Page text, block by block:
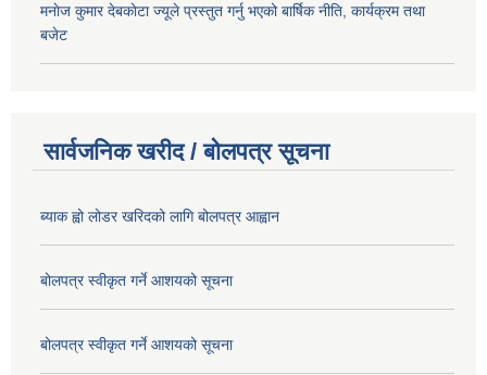
मनाेज कुमार देबकाेटा ज्यूले प्रस्तुत गर्नु भएको बार्षिक नीति, कार्यक्रम तथा
बजेट
सार्वजनिक खरीद / बोलपत्र सूचना
ब्याक ह्वो लोडर खरिदको लागि बोलपत्र आह्वान
बोलपत्र स्वीकृत गर्ने आशयको सूचना
बोलपत्र स्वीकृत गर्ने आशयको सूचना